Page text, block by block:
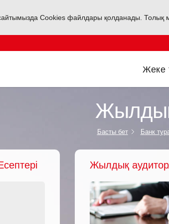
Cookies файлдары қолданады. Толық
Жеке
Басты бет Банк
Жылдық